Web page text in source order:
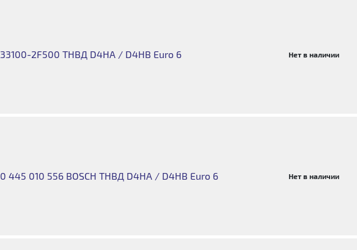
33100-2F500 ТНВД D4HA / D4HB Euro 6 Нет в наличии
0 445 010 556 BOSCH ТНВД D4HA / D4HB Euro 6 Нет в наличии